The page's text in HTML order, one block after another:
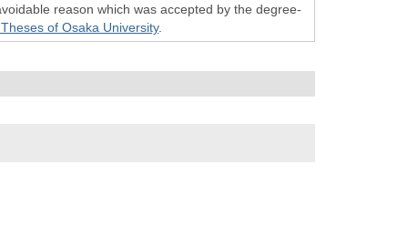
reason which was accepted by the degree-
of Osaka University.